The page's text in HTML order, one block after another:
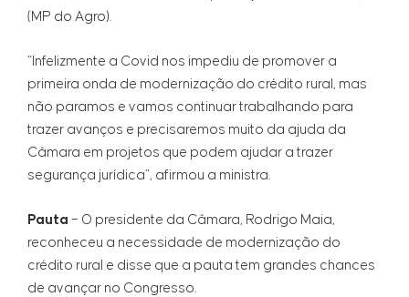
(MP do Agro).
“Infelizmente a Covid nos impediu de promover a
primeira onda de modernização do crédito rural, mas
não paramos e vamos continuar trabalhando para
trazer avanços e precisaremos muito da ajuda da
Câmara em projetos que podem ajudar a trazer
segurança jurídica”, afirmou a ministra.
Pauta – O presidente da Câmara, Rodrigo Maia,
reconheceu a necessidade de modernização do
crédito rural e disse que a pauta tem grandes chances
de avançar no Congresso.